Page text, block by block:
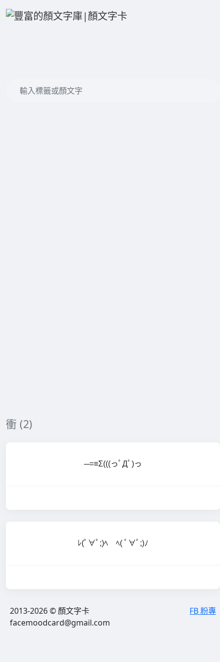
衝 (2)
─=≡Σ(((っﾟДﾟ)っ
ﾚ(ﾟ∀ﾟ;)ﾍ ﾍ( ﾟ∀ﾟ;)ﾉ
2013-2026 © 顏文字卡
facemoodcard@gmail.com
FB 粉專